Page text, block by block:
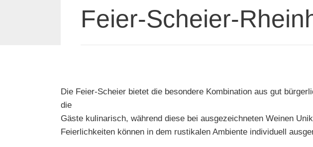
Feier-Scheier-
Die Feier-Scheier bietet die besondere Kombination aus gut
die
Gäste kulinarisch, während diese bei ausgezeichneten Weinen
Feierlichkeiten können in dem rustikalen Ambiente individuell